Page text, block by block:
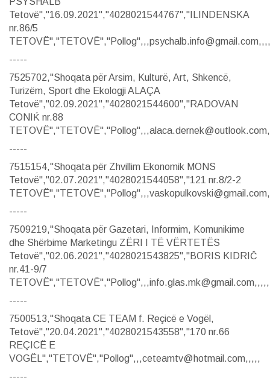
Tetovë","16.09.2021","4028021544767","ILINDENSKA
nr.86/5
-----
7525702,"Shoqata për Arsim, Kulturë, Art, Shkencë,
Turizëm, Sport dhe Ekologji ALAÇA
Tetovë","02.09.2021","4028021544600","RADOVAN
CONIḰ nr.88
-----
7515154,"Shoqata për Zhvillim Ekonomik MONS
Tetovë","02.07.2021","4028021544058","121 nr.8/2-2
-----
7509219,"Shoqata për Gazetari, Informim, Komunikime
dhe Shërbime Marketingu ZËRI I TË VËRTETËS
Tetovë","02.06.2021","4028021543825","BORIS KIDRIČ
nr.41-9/7
TETOVË","TETOVË","Pollog",,,info.glas.mk@gmail.com,,,,,
-----
7500513,"Shoqata CE TEAM f. Reçicë e Vogël,
Tetovë","20.04.2021","4028021543558","170 nr.66
REÇICË E
VOGËL","TETOVË","Pollog",,,ceteamtv@hotmail.com,,,,,
-----